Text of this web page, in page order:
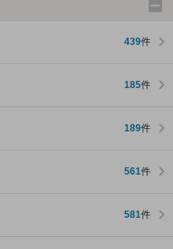
439件
185件
189件
561件
581件